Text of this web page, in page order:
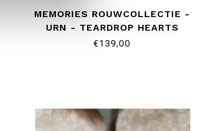
MEMORIES ROUWCOLLECTIE -
URN - TEARDROP HEARTS
€139,00